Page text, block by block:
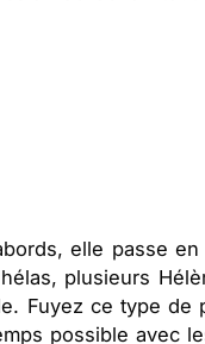
elle passe
plusieurs
Fuyez ce type de
possible avec